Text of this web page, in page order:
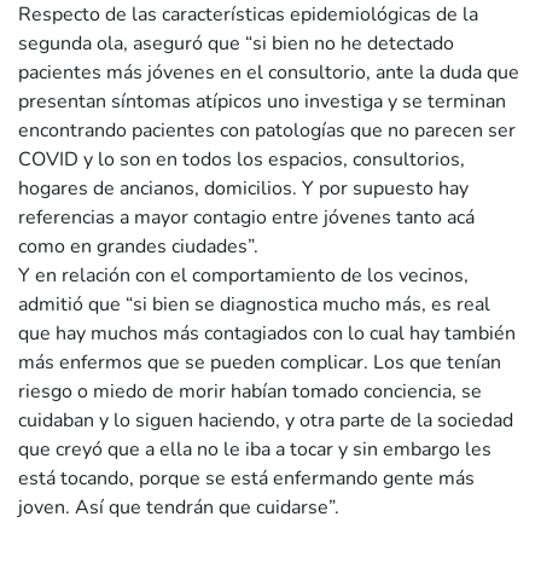
Respecto de las características epidemiológicas de la
segunda ola, aseguró que “si bien no he detectado
pacientes más jóvenes en el consultorio, ante la duda que
presentan síntomas atípicos uno investiga y se terminan
encontrando pacientes con patologías que no parecen ser
COVID y lo son en todos los espacios, consultorios,
hogares de ancianos, domicilios. Y por supuesto hay
referencias a mayor contagio entre jóvenes tanto acá
como en grandes ciudades”.
Y en relación con el comportamiento de los vecinos,
admitió que “si bien se diagnostica mucho más, es real
que hay muchos más contagiados con lo cual hay también
más enfermos que se pueden complicar. Los que tenían
riesgo o miedo de morir habían tomado conciencia, se
cuidaban y lo siguen haciendo, y otra parte de la sociedad
que creyó que a ella no le iba a tocar y sin embargo les
está tocando, porque se está enfermando gente más
joven. Así que tendrán que cuidarse”.